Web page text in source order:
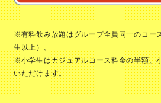
※有料飲み放題はグループ全員同一のコー
生以上）。
※小学生はカジュアルコース料金の半額、
いただけます。